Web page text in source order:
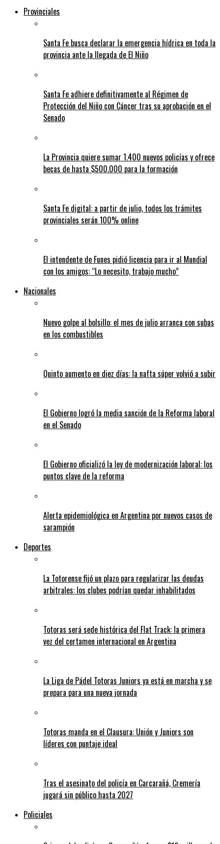
Provinciales
Santa Fe busca declarar la emergencia hídrica en toda la
provincia ante la llegada de El Niño
Santa Fe adhiere definitivamente al Régimen de
Protección del Niño con Cáncer tras su aprobación en el
Senado
La Provincia quiere sumar 1.400 nuevos policías y ofrece
becas de hasta $500.000 para la formación
Santa Fe digital: a partir de julio, todos los trámites
provinciales serán 100% online
El intendente de Funes pidió licencia para ir al Mundial
con los amigos: “Lo necesito, trabajo mucho”
Nacionales
Nuevo golpe al bolsillo: el mes de julio arranca con subas
en los combustibles
Quinto aumento en diez días: la nafta súper volvió a subir
El Gobierno logró la media sanción de la Reforma laboral
en el Senado
El Gobierno oficializó la ley de modernización laboral: los
puntos clave de la reforma
Alerta epidemiológica en Argentina por nuevos casos de
sarampión
Deportes
La Totorense fijó un plazo para regularizar las deudas
arbitrales: los clubes podrían quedar inhabilitados
Totoras será sede histórica del Flat Track: la primera
vez del certamen internacional en Argentina
La Liga de Pádel Totoras Juniors ya está en marcha y se
prepara para una nueva jornada
Totoras manda en el Clausura: Unión y Juniors son
líderes con puntaje ideal
Tras el asesinato del policía en Carcarañá, Cremería
jugará sin público hasta 2027
Policiales